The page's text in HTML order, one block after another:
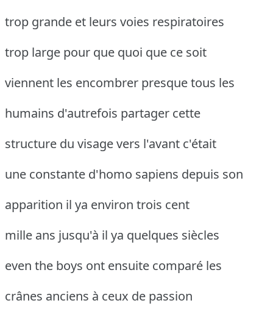
trop grande et leurs voies respiratoires
trop large pour que quoi que ce soit
viennent les encombrer presque tous les
humains d'autrefois partager cette
structure du visage vers l'avant c'était
une constante d'homo sapiens depuis son
apparition il ya environ trois cent
mille ans jusqu'à il ya quelques siècles
even the boys ont ensuite comparé les
crânes anciens à ceux de passion